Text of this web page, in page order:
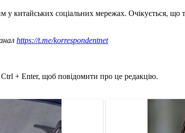
китайських соціальних мережах. Очікується, що
https://t.me/korrespondentnet
Ctrl + Enter, щоб повідомити про це редакцію.